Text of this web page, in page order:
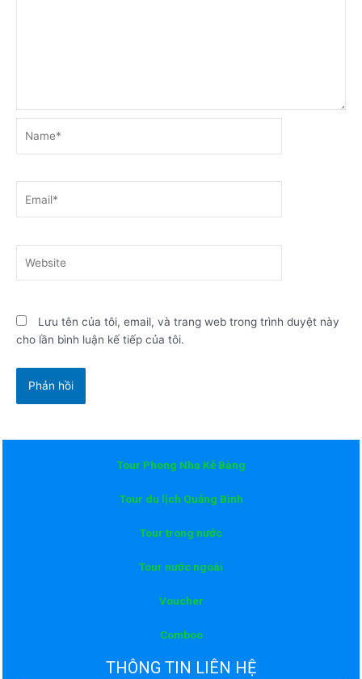
Lưu tên của tôi, email, và trang web trong trình duyệt này
cho lần bình luận kế tiếp của tôi.
Tour Phong Nha Kẻ Bàng
Tour du lịch Quảng Bình
Tour trong nước
Tour nước ngoài
Voucher
Comboo
THÔNG TIN LIÊN HỆ